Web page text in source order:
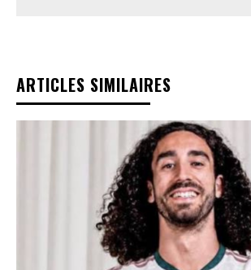
ARTICLES SIMILAIRES